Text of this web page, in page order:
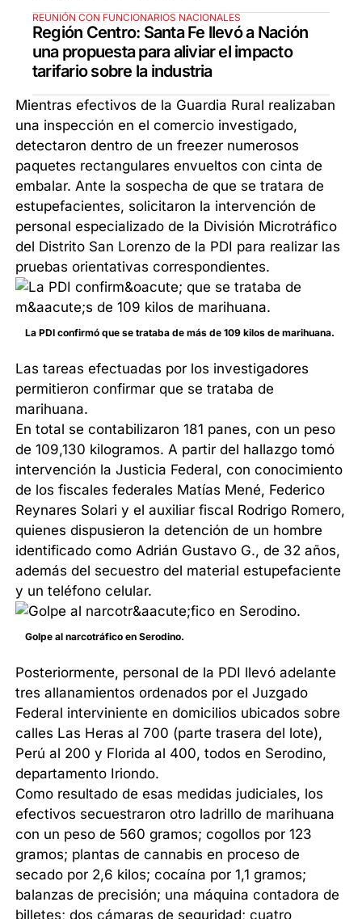
REUNIÓN CON FUNCIONARIOS NACIONALES
Región Centro: Santa Fe llevó a Nación
una propuesta para aliviar el impacto
tarifario sobre la industria
Mientras efectivos de la Guardia Rural realizaban
una inspección en el comercio investigado,
detectaron dentro de un freezer numerosos
paquetes rectangulares envueltos con cinta de
embalar. Ante la sospecha de que se tratara de
estupefacientes, solicitaron la intervención de
personal especializado de la División Microtráfico
del Distrito San Lorenzo de la PDI para realizar las
pruebas orientativas correspondientes.
La PDI confirmó que se trataba de más de 109 kilos de marihuana.
Las tareas efectuadas por los investigadores
permitieron confirmar que se trataba de
marihuana.
En total se contabilizaron 181 panes, con un peso
de 109,130 kilogramos. A partir del hallazgo tomó
intervención la Justicia Federal, con conocimiento
de los fiscales federales Matías Mené, Federico
Reynares Solari y el auxiliar fiscal Rodrigo Romero,
quienes dispusieron la detención de un hombre
identificado como Adrián Gustavo G., de 32 años,
además del secuestro del material estupefaciente
y un teléfono celular.
Golpe al narcotráfico en Serodino.
Posteriormente, personal de la PDI llevó adelante
tres allanamientos ordenados por el Juzgado
Federal interviniente en domicilios ubicados sobre
calles Las Heras al 700 (parte trasera del lote),
Perú al 200 y Florida al 400, todos en Serodino,
departamento Iriondo.
Como resultado de esas medidas judiciales, los
efectivos secuestraron otro ladrillo de marihuana
con un peso de 560 gramos; cogollos por 123
gramos; plantas de cannabis en proceso de
secado por 2,6 kilos; cocaína por 1,1 gramos;
balanzas de precisión; una máquina contadora de
billetes; dos cámaras de seguridad; cuatro